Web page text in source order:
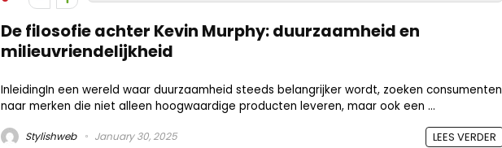
De filosofie achter Kevin Murphy: duurzaamheid en
milieuvriendelijkheid
InleidingIn een wereld waar duurzaamheid steeds belangrijker wordt, zoeken consumenten
naar merken die niet alleen hoogwaardige producten leveren, maar ook een ...
Stylishweb January 30, 2025 LEES VERDER